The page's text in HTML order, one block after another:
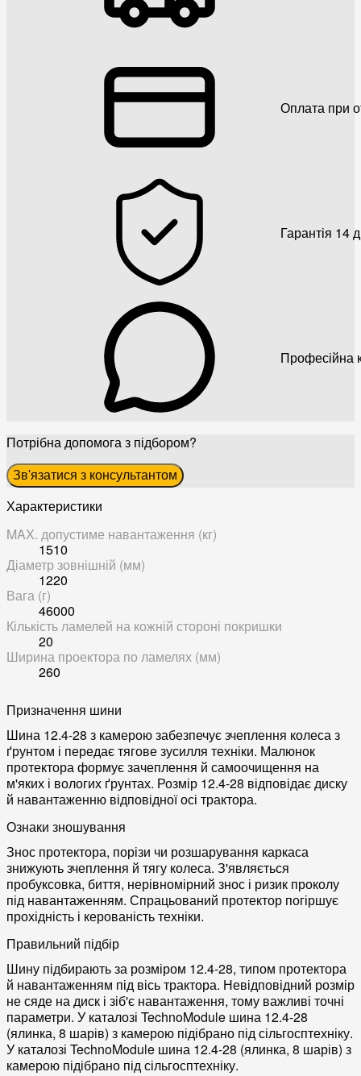
Оплата при
Гарантія 14
Професійна
Потрібна допомога з підбором?
Зв'язатися з консультантом
Характеристики
MAX. допустиме навантаження (кг)
1510
Діаметр зовнішній (мм)
1220
Вага (г)
46000
Кількість ламелей на кожній стороні покришки
20
Ширина проектора по ламелях (мм)
260
Призначення шини
Шина 12.4-28 з камерою забезпечує зчеплення колеса з
ґрунтом і передає тягове зусилля техніки. Малюнок
протектора формує зачеплення й самоочищення на
м'яких і вологих ґрунтах. Розмір 12.4-28 відповідає диску
й навантаженню відповідної осі трактора.
Ознаки зношування
Знос протектора, порізи чи розшарування каркаса
знижують зчеплення й тягу колеса. З'являється
пробуксовка, биття, нерівномірний знос і ризик проколу
під навантаженням. Спрацьований протектор погіршує
прохідність і керованість техніки.
Правильний підбір
Шину підбирають за розміром 12.4-28, типом протектора
й навантаженням під вісь трактора. Невідповідний розмір
не сяде на диск і зіб'є навантаження, тому важливі точні
параметри. У каталозі TechnoModule шина 12.4-28
(ялинка, 8 шарів) з камерою підібрано під сільгосптехніку.
У каталозі TechnoModule шина 12.4-28 (ялинка, 8 шарів) з
камерою підібрано під сільгосптехніку.